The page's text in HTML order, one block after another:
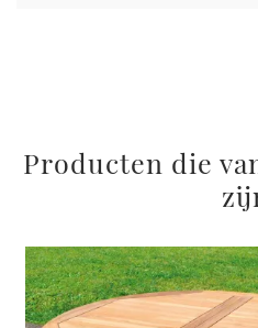
Producten die